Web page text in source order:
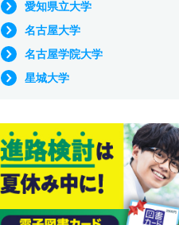
愛知県立大学
名古屋大学
名古屋学院大学
星城大学